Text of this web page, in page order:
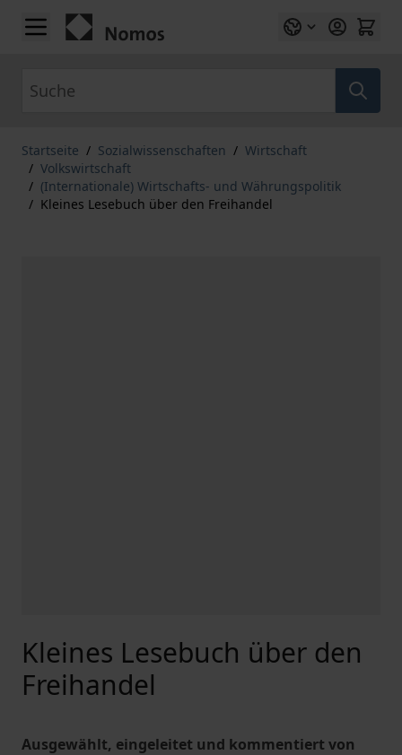
Zum Inhalt springen
Startseite / Sozialwissenschaften / Wirtschaft
/ Volkswirtschaft
/ (Internationale) Wirtschafts- und Währungspolitik
/ Kleines Lesebuch über den Freihandel
Kleines Lesebuch über den
Freihandel
Ausgewählt, eingeleitet und kommentiert von